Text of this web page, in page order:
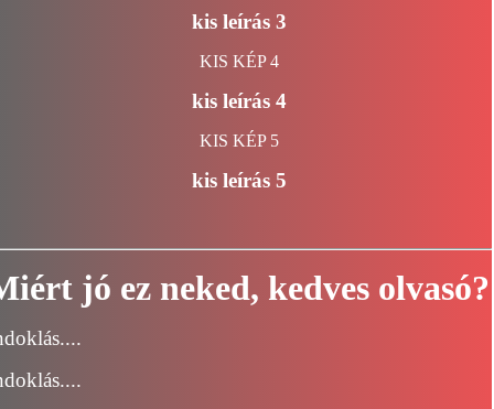
kis leírás 3
KIS KÉP 4
kis leírás 4
KIS KÉP 5
kis leírás 5
jó ez neked, kedves olvasó?